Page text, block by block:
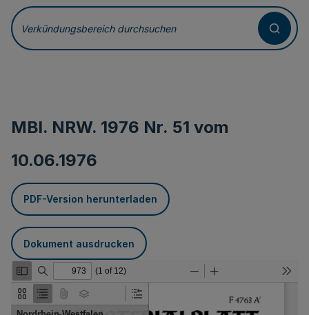
Verkündungsbereich durchsuchen
MBl. NRW. 1976 Nr. 51 vom
10.06.1976
PDF-Version herunterladen
Dokument ausdrucken